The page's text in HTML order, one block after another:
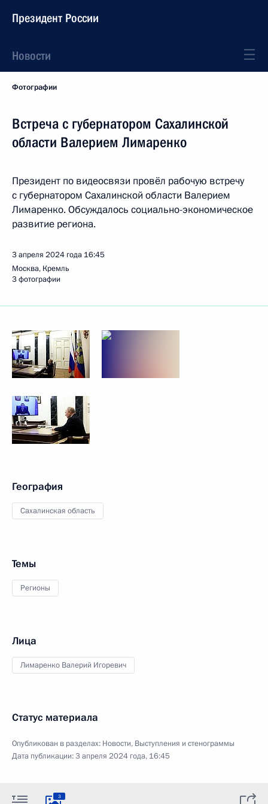
Президент России
Новости
Фотографии
Встреча с губернатором Сахалинской
области Валерием Лимаренко
Президент по видеосвязи провёл рабочую встречу
с губернатором Сахалинской области Валерием
Лимаренко. Обсуждалось социально-экономическое
развитие региона.
3 апреля 2024 года 16:45
Москва, Кремль
3 фотографии
География
Сахалинская область
Темы
Регионы
Лица
Лимаренко Валерий Игоревич
Статус материала
Опубликован в разделах: Новости, Выступления и стенограммы
Дата публикации:3 апреля 2024 года, 16:45
3